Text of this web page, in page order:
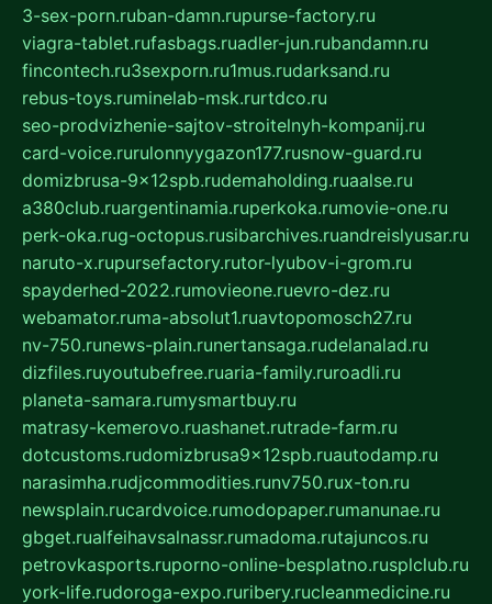
3-sex-porn.ruban-damn.rupurse-factory.ru
viagra-tablet.rufasbags.ruadler-jun.rubandamn.ru
fincontech.ru3sexporn.ru1mus.rudarksand.ru
rebus-toys.ruminelab-msk.rurtdco.ru
seo-prodvizhenie-sajtov-stroitelnyh-kompanij.ru
card-voice.rurulonnyygazon177.rusnow-guard.ru
domizbrusa-9x12spb.rudemaholding.ruaalse.ru
a380club.ruargentinamia.ruperkoka.rumovie-one.ru
perk-oka.rug-octopus.rusibarchives.ruandreislyusar.ru
naruto-x.rupursefactory.rutor-lyubov-i-grom.ru
spayderhed-2022.rumovieone.ruevro-dez.ru
webamator.ruma-absolut1.ruavtopomosch27.ru
nv-750.runews-plain.runertansaga.rudelanalad.ru
dizfiles.ruyoutubefree.ruaria-family.ruroadli.ru
planeta-samara.rumysmartbuy.ru
matrasy-kemerovo.ruashanet.rutrade-farm.ru
dotcustoms.rudomizbrusa9x12spb.ruautodamp.ru
narasimha.rudjcommodities.runv750.rux-ton.ru
newsplain.rucardvoice.rumodopaper.rumanunae.ru
gbget.rualfeihavsalnassr.rumadoma.rutajuncos.ru
petrovkasports.ruporno-online-besplatno.rusplclub.ru
york-life.rudoroga-expo.ruribery.rucleanmedicine.ru